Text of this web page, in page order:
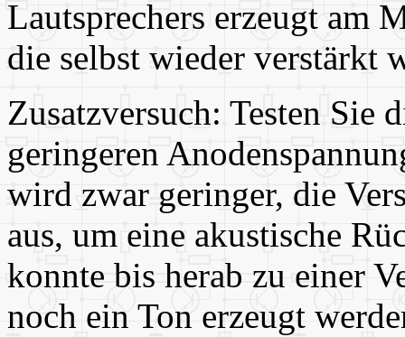
Lautsprechers erzeugt am
die selbst wieder verstärkt
Zusatzversuch: Testen Sie
geringeren
wird zwar geringer, die
aus, um eine akustische
konnte bis herab zu einer
noch ein Ton erzeugt